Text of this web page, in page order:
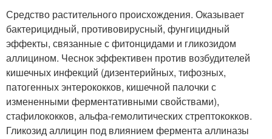
Средство растительного происхождения. Оказывает
бактерицидный, противовирусный, фунгицидный
эффекты, связанные с фитонцидами и гликозидом
аллицином. Чеснок эффективен против возбудителей
кишечных инфекций (дизентерийных, тифозных,
патогенных энтерококков, кишечной палочки с
измененными ферментативными свойствами),
стафилококков, альфа-гемолитических стрептококков.
Гликозид аллицин под влиянием фермента аллиназы